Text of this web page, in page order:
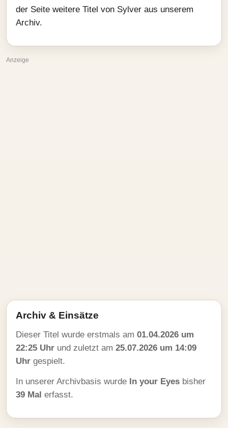
der Seite weitere Titel von Sylver aus unserem
Archiv.
Anzeige
Archiv & Einsätze
Dieser Titel wurde erstmals am 01.04.2026 um
22:25 Uhr und zuletzt am 25.07.2026 um 14:09
Uhr gespielt.
In unserer Archivbasis wurde In your Eyes bisher
39 Mal erfasst.